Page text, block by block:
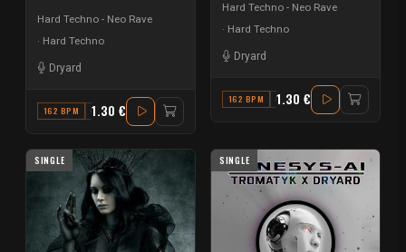
Hard Techno - Neo Rave
Hard Techno
Dryard
162 BPM G MINOR
1.30 €
Hard Techno - Neo Rave
Hard Techno
Dryard
162 BPM G1.30 €
SINGLE SINGLE